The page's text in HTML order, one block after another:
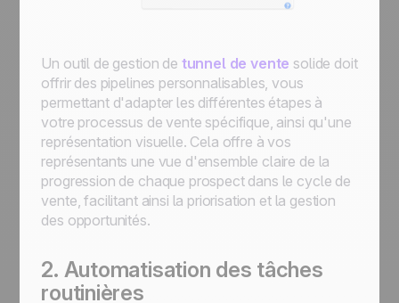
Un outil de gestion de tunnel de vente solide doit
offrir des pipelines personnalisables, vous
permettant d'adapter les différentes étapes à
votre processus de vente spécifique, ainsi qu'une
représentation visuelle. Cela offre à vos
représentants une vue d'ensemble claire de la
progression de chaque prospect dans le cycle de
vente, facilitant ainsi la priorisation et la gestion
des opportunités.
2. Automatisation des tâches
routinières